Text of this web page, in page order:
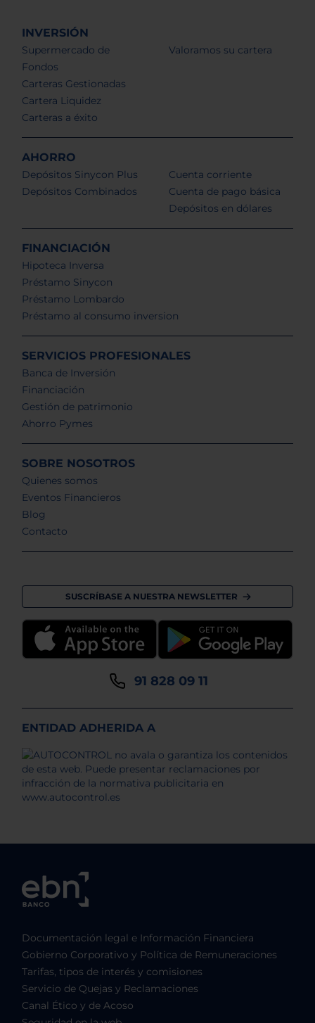
INVERSIÓN
Supermercado de
Fondos
Carteras Gestionadas
Cartera Liquidez
Carteras a éxito
Valoramos su cartera
AHORRO
Depósitos Sinycon Plus
Depósitos Combinados
Cuenta corriente
Cuenta de pago básica
Depósitos en dólares
FINANCIACIÓN
Hipoteca Inversa
Préstamo Sinycon
Préstamo Lombardo
Préstamo al consumo inversion
SERVICIOS PROFESIONALES
Banca de Inversión
Financiación
Gestión de patrimonio
Ahorro Pymes
SOBRE NOSOTROS
Quienes somos
Eventos Financieros
Blog
Contacto
SUSCRÍBASE A NUESTRA NEWSLETTER
91 828 09 11
ENTIDAD ADHERIDA A
Documentación legal e Información Financiera
Gobierno Corporativo y Política de Remuneraciones
Tarifas, tipos de interés y comisiones
Servicio de Quejas y Reclamaciones
Canal Ético y de Acoso